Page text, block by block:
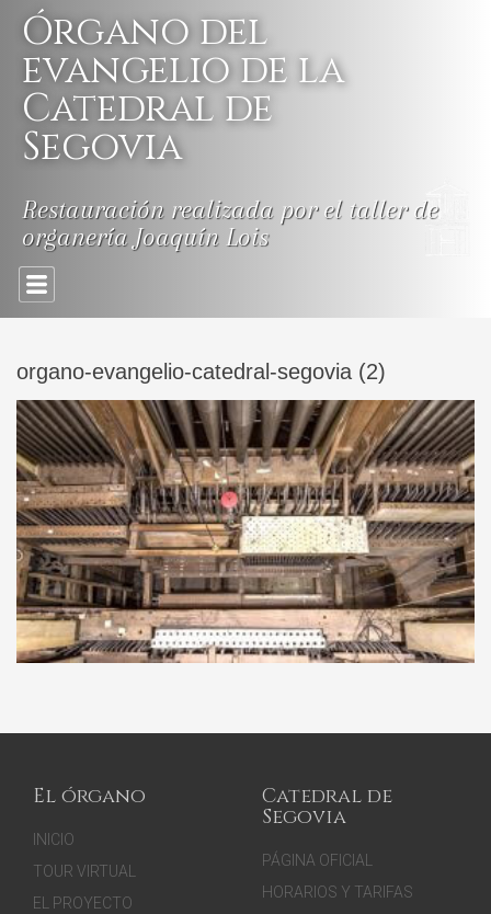
contentÓrgano del
evangelio de la
Catedral de
Segovia
Restauración realizada por el taller de
organería Joaquín Lois
organo-evangelio-catedral-segovia (2)
El órgano
INICIO
TOUR VIRTUAL
EL PROYECTO
Catedral de
Segovia
PÁGINA OFICIAL
HORARIOS Y TARIFAS